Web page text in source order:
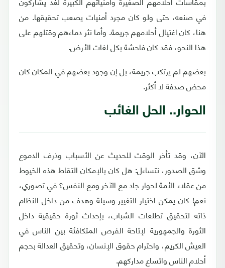
في صنعه، حتى ولو كان مجرد أمنيات يصعب تحقيقها. من
هنا، كان اغتيال أحلامهم جريمة. وأما نثر دماءهم وقتلهم على
هذا النحو، فقد كان فاحشة بكل لغات الأرض.
بعضهم لم يرتكب جريمة، بل إن وجود بعضهم في المكان كان
محض صدفة لا أكثر.
الحوار.. الحل الغائب
الآن، وقد تأخر الوقت للحديث عن الأسباب وذرف الدموع
وشق الصدور، نتساءل: هل كان بالإمكان التقاط هذه الخيوط
من عقلاء الأمة لحوار جاد مع الآخر ومع النفس؟ في تصوري،
نعم! كان يمكن اختيار التغيير وسيلة وهدف من داخل النظام
ذاته لتحقيق تطلعات الشباب، بإحداث ثورة حقيقية داخل
الثورة والجمهورية لإتاحة الفرص المتكافئة بين الناس في
العيش الكريم، واحترام حقوق الإنسان، وتحقيق العدالة بحجم
أحلام الناس واتساع مداركهم.